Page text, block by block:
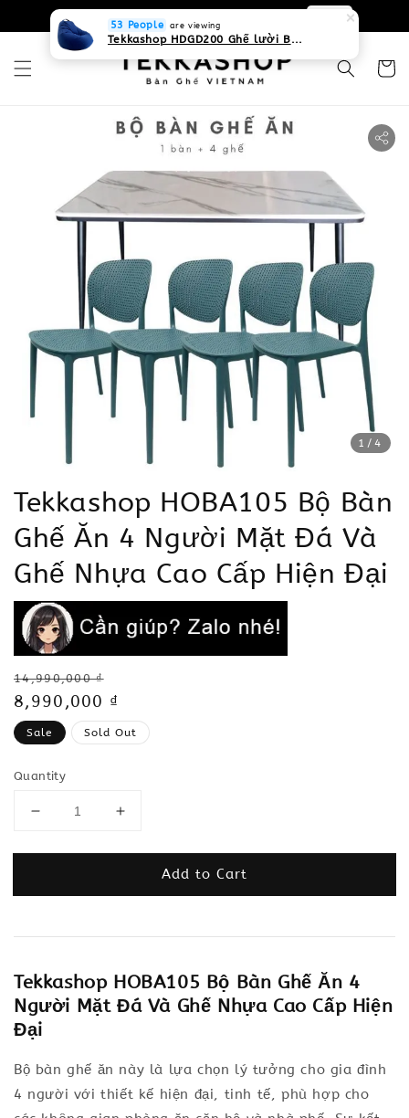
0931268840 Liên hệ với chúng tôi
1 /4
Tekkashop HOBA105 Bộ Bàn
Ghế Ăn 4 Người Mặt Đá Và
Ghế Nhựa Cao Cấp Hiện Đại
Regular
price
14,990,000 ₫
Sale
price
8,990,000 ₫
Sale Sold Out
Quantity
Add to Cart
Tekkashop HOBA105 Bộ Bàn Ghế Ăn 4
Người Mặt Đá Và Ghế Nhựa Cao Cấp Hiện
Đại
Bộ bàn ghế ăn này là lựa chọn lý tưởng cho gia đình
4 người với thiết kế hiện đại, tinh tế, phù hợp cho
53 People are viewing
Tekkashop HDGD200 Ghế lười Beanbag form truyền thống, chất liệu Olefin canvas kháng nước, màu xanh biển, có thể sử dụng trong nhà và cả ngoài trời, có quai xách